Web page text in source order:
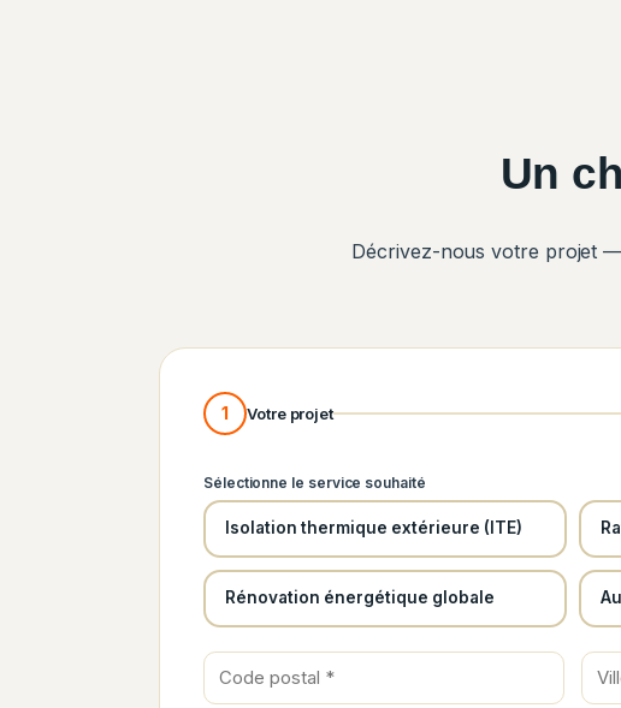
Un
Décrivez-nous votre projet
1 Votre projet
Sélectionne le service souhaité
Isolation thermique extérieure (ITE)
Rénovation énergétique globale